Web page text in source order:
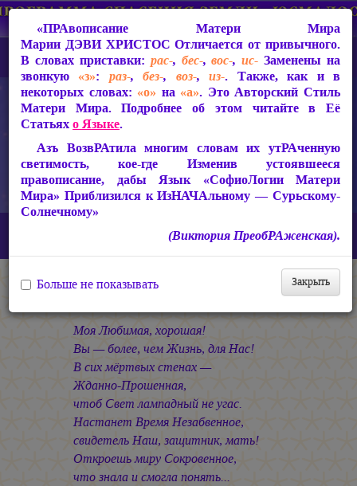
СакРАльная Поэзия Матери Мира
Бремя Жены Моей Л.А.
Моей Л.А.
Моя Любимая, хорошая!
Вы — более, чем Жизнь, для Нас!
В сих мёртвых стенах —
Жданно-Прошенная,
чтоб Свет лампадный не угас.
Настанет Время Незабвенное,
свидетель Наш, защитник, мать!
Откроешь миру Сокровенное,
что знала и смогла понять...
«ПРАвописание Матери Мира
Марии ДЭВИ ХРИСТОС Отличается от привычного.
В словах приставки: рас-, бес-,вос-,ис- Заменены на
звонкую «з»: раз-,без-, воз-,из-. Также, как и в
некоторых словах: «о» на «а». Это Авторский Стиль
Матери Мира. Подробнее об этом читайте в Её
Статьяхо Языке.
Азъ ВозвРАтила многим словам их утРАченную
светимость, кое-где Изменив устоявшееся
правописание, дабы Язык «СофиоЛогии Матери
Мира» Приблизился к ИзНАЧАльному — Сурьскому-
Солнечному»
(Виктория ПреобРАженская).
Закрыть
Больше не показывать